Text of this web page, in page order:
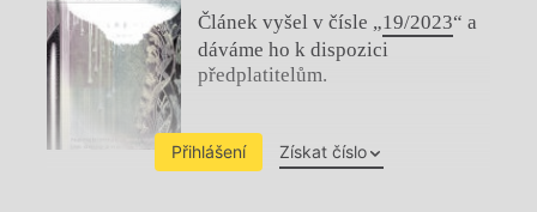
Článek vyšel v čísle „19/2023“ a
dáváme ho k dispozici
předplatitelům.
Přihlášení Získat číslo